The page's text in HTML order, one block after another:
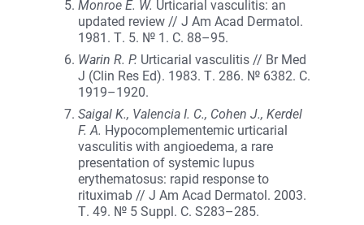
Monroe E. W. Urticarial vasculitis: an
updated review // J Am Acad Dermatol.
1981. Т. 5. № 1. С. 88–95.
Warin R. P. Urticarial vasculitis // Br Med
J (Clin Res Ed). 1983. Т. 286. № 6382. С.
1919–1920.
Saigal K., Valencia I. C., Cohen J., Kerdel
F. A. Hypocomplementemic urticarial
vasculitis with angioedema, a rare
presentation of systemic lupus
erythematosus: rapid response to
rituximab // J Am Acad Dermatol. 2003.
Т. 49. № 5 Suppl. С. S283–285.